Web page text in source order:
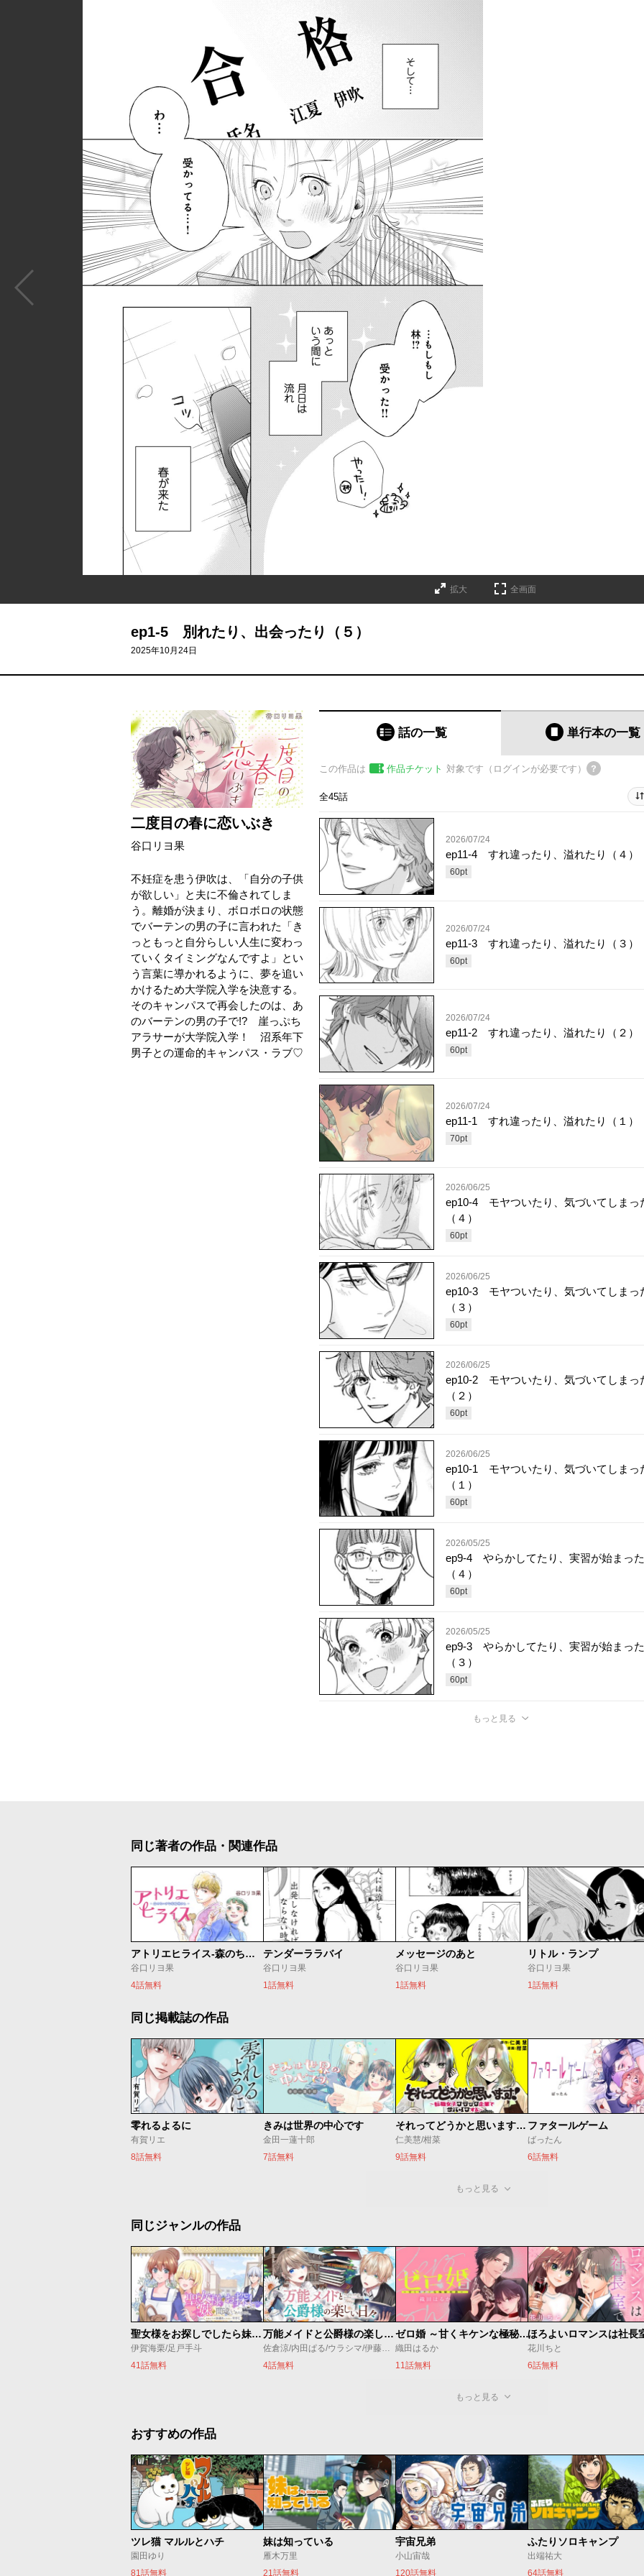
拡大 全画面
ep1-5 別れたり、出会ったり（５）
2025年10月24日
二度目の春に恋いぶき
谷口リヨ果
不妊症を患う伊吹は、「自分の子供
が欲しい」と夫に不倫されてしま
う。離婚が決まり、ボロボロの状態
でバーテンの男の子に言われた「き
っともっと自分らしい人生に変わっ
ていくタイミングなんですよ」とい
う言葉に導かれるように、夢を追い
かけるため大学院入学を決意する。
そのキャンパスで再会したのは、あ
のバーテンの男の子で!? 崖っぷち
アラサーが大学院入学！ 沼系年下
男子との運命的キャンパス・ラブ♡
話の一覧 単行本の一覧
この作品は 作品チケット 対象です（ログインが必要です）
全45話
2026/07/24
ep11-4 すれ違ったり、溢れたり（４）
60pt
2026/07/24
ep11-3 すれ違ったり、溢れたり（３）
60pt
2026/07/24
ep11-2 すれ違ったり、溢れたり（２）
60pt
2026/07/24
ep11-1 すれ違ったり、溢れたり（１）
70pt
2026/06/25
ep10-4 モヤついたり、気づいてしまっ
（４）
60pt
2026/06/25
ep10-3 モヤついたり、気づいてしまっ
（３）
60pt
2026/06/25
ep10-2 モヤついたり、気づいてしまっ
（２）
60pt
2026/06/25
ep10-1 モヤついたり、気づいてしまっ
（１）
60pt
2026/05/25
ep9-4 やらかしてたり、実習が始まっ
（４）
60pt
2026/05/25
ep9-3 やらかしてたり、実習が始まっ
（３）
60pt
もっと見る
同じ著者の作品・関連作品
アトリエヒライス‐森のちいさな指輪屋さん‐
谷口リヨ果
4話無料
テンダーララバイ
谷口リヨ果
1話無料
メッセージのあと
谷口リヨ果
1話無料
リトル・ランプ
谷口リヨ果
1話無料
同じ掲載誌の作品
零れるよるに
有賀リエ
8話無料
きみは世界の中心です
金田一蓮十郎
7話無料
それってどうかと思います！～転職女子、ブラック企業でサバイブする。～
仁美慧/柑菜
9話無料
ファタールゲーム
ばったん
6話無料
もっと見る
同じジャンルの作品
聖女様をお探しでしたら妹で間違いありません。さあどうぞお連れください、今すぐ。
伊賀海栗/足戸手斗
41話無料
万能メイドと公爵様の楽しい日々
佐倉涼/内田ぱる/ウラシマ/伊藤テリヤキ
4話無料
ゼロ婚 ～甘くキケンな極秘任務～
織田はるか
11話無料
ほろよいロマンスは社長
花川ちと
6話無料
もっと見る
おすすめの作品
ツレ猫 マルルとハチ
園田ゆり
81話無料
妹は知っている
雁木万里
21話無料
宇宙兄弟
小山宙哉
120話無料
ふたりソロキャンプ
出端祐大
64話無料